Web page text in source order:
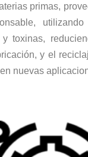
primas,
y toxinas,
y el
nuevas